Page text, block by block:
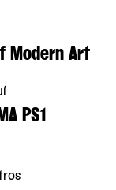
Modern Art
PS1